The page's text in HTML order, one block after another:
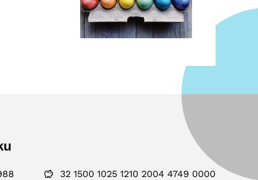
32 1500 1025 1210 2004 4749 0000